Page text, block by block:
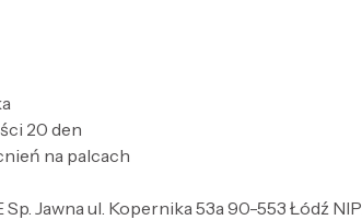
20 den
na palcach
Sp. Jawna ul. Kopernika 53a 90-553 Łódź